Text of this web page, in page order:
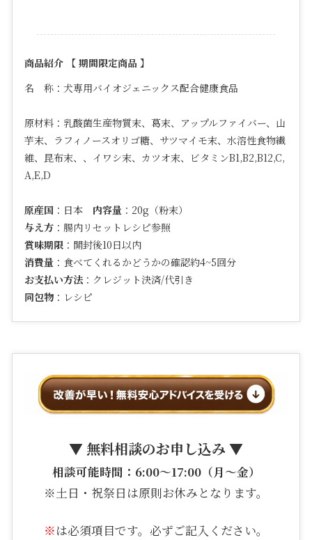
商品紹介 【 期間限定商品 】
名 称：犬専用バイオジェニックス配合健康食品
原材料： 乳酸菌生産物質末、葛末、アップルファイバー、山
芋末、ラフィノースオリゴ糖、サツマイモ末、水溶性食物繊
維、昆布末、、イワシ末、カツオ末、ビタミンB1,B2,B12,C,
A,E,D
原産国：日本 内容量：20g（粉末）
与え方：腸内リセットレシピ参照
賞味期限：開封後10日以内
消費量：食べてくれるかどうかの確認約4~5回分
お支払い方法：クレジット決済/代引き
同包物：レシピ
▼ 無料相談のお申し込み ▼
相談可能時間：6:00〜17:00（月〜金）
※土日・祝祭日は原則お休みとなります。
※は必須項目です。必ずご記入ください。